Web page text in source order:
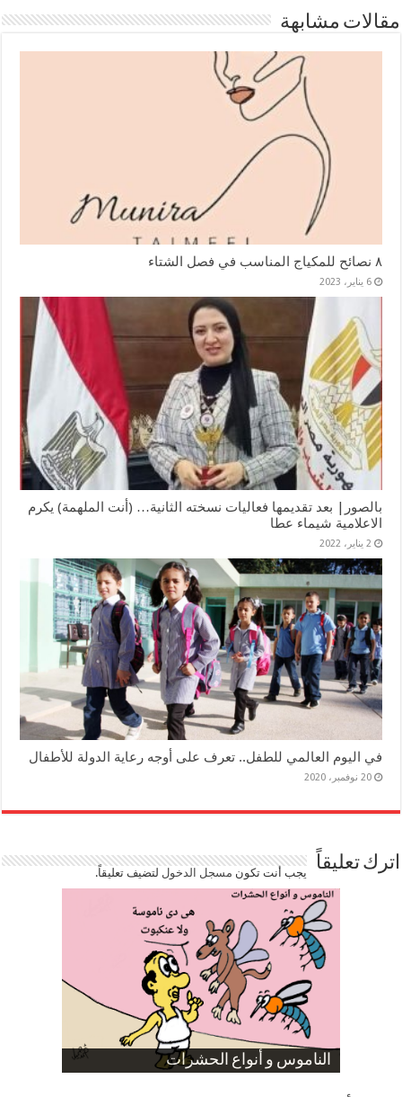
مقالات مشابهة
٨ نصائح للمكياج المناسب في فصل الشتاء
6 يناير، 2023
بالصور| بعد تقديمها فعاليات نسخته الثانية… (أنت الملهمة) يكرم
الاعلامية شيماء عطا
2 يناير، 2022
في اليوم العالمي للطفل.. تعرف على أوجه رعاية الدولة للأطفال
20 نوفمبر، 2020
اترك تعليقاً يجب أنت تكون مسجل الدخوللتضيف تعليقاً.
الناموس و أنواع الحشرات
الموظفين بعد ارتفاع الأسعار
ارتفاع نسبة الطلاق في مصر
صورة كاركاتيرية
صورة كاركاتيرية